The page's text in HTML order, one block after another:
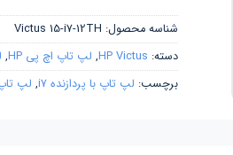
شناسه محصول: Victus 15-i7-12TH
دسته: HP Victus
, لپ تاپ اچ پی HP ,
برچسب: لپ تاپ با پردازنده i7 , لپ تاپ